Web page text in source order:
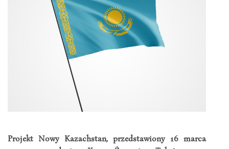
Projekt Nowy Kazachstan, przedstawiony 16 marca